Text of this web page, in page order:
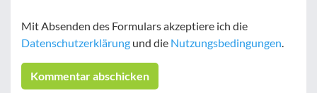
Mit Absenden des Formulars akzeptiere ich die
Datenschutzerklärung und die Nutzungsbedingungen